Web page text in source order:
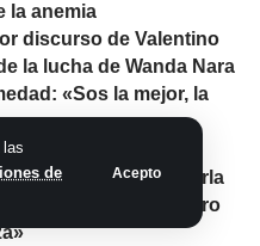
de
Acepto
la anemia
discurso de Valentino
la lucha de Wanda Nara
«Sos la mejor, la
Viale y Yago
en el agua y una charla
la amenaza pero